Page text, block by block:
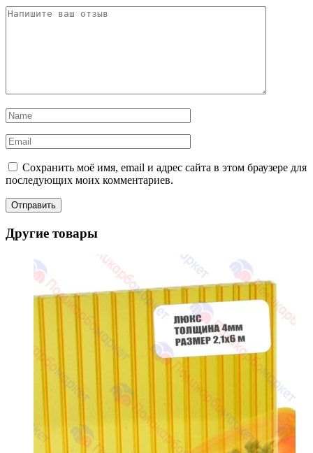
Сохранить моё имя, email и адрес сайта в этом браузере для
последующих моих комментариев.
Другие товары